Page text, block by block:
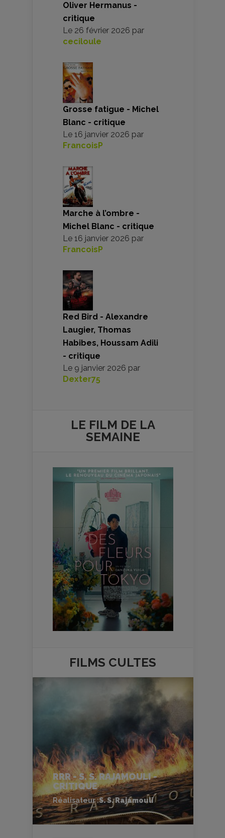
Oliver Hermanus -
critique
Le 26 février 2026 par
ceciloule
Grosse fatigue - Michel
Blanc - critique
Le 16 janvier 2026 par
FrancoisP
Marche à l’ombre -
Michel Blanc - critique
Le 16 janvier 2026 par
FrancoisP
Red Bird - Alexandre
Laugier, Thomas
Habibes, Houssam Adili
- critique
Le 9 janvier 2026 par
Dexter75
LE FILM DE LA
SEMAINE
FILMS CULTES
RRR - S. S. RAJAMOULI -
CRITIQUE
Réalisateur :S. S. Rajamouli